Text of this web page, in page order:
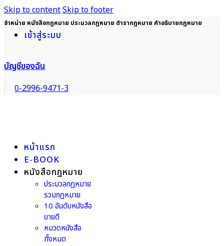
Skip to contentSkip to footer
จำหน่าย หนังสือกฎหมาย ประมวลกฎหมาย ตำรากฎหมาย คำอธิบายกฎหมาย
เข้าสู่ระบบ
บัญชีของฉัน
0-2996-9471-3
หน้าแรก
E-BOOK
หนังสือกฎหมาย
ประมวลกฎหมาย
รวมกฎหมาย
10 อันดับหนังสือ
ขายดี
หมวดหนังสือ
ทั้งหมด